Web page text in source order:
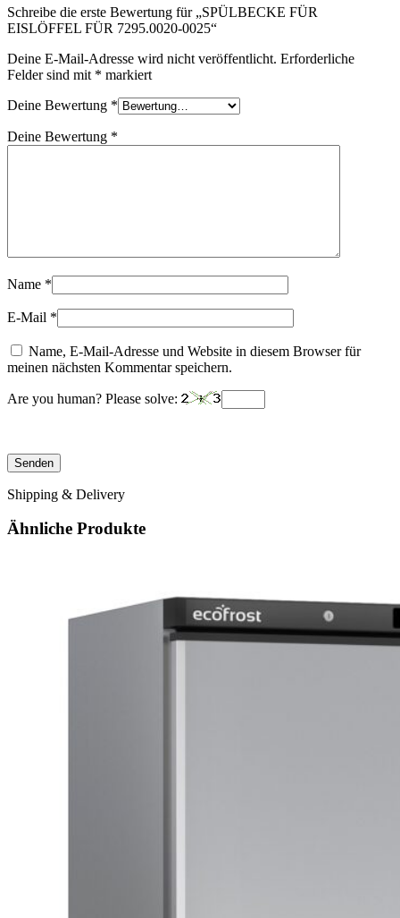
Schreibe die erste Bewertung für „SPÜLBECKE FÜR
EISLÖFFEL FÜR 7295.0020-0025“
Deine E-Mail-Adresse wird nicht veröffentlicht. Erforderliche
Felder sind mit * markiert
Deine Bewertung *
Deine Bewertung *
Name *
E-Mail *
Name, E-Mail-Adresse und Website in diesem Browser für
meinen nächsten Kommentar speichern.
Are you human? Please solve:
Shipping & Delivery
Ähnliche Produkte